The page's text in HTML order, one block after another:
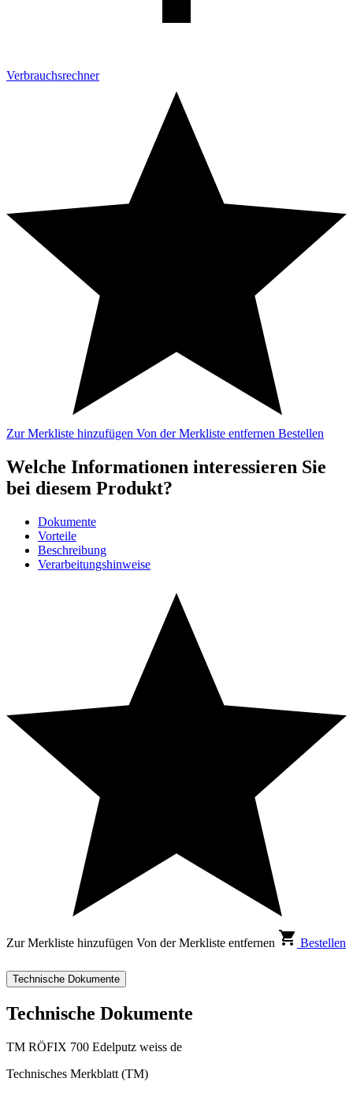
Verbrauchsrechner
Zur Merkliste hinzufügen Von der Merkliste entfernen Bestellen
Welche Informationen interessieren Sie
bei diesem Produkt?
Dokumente
Vorteile
Beschreibung
Verarbeitungshinweise
Zur Merkliste hinzufügen Von der Merkliste entfernen Bestellen
Technische Dokumente
Technische Dokumente
TM RÖFIX 700 Edelputz weiss de
Technisches Merkblatt (TM)